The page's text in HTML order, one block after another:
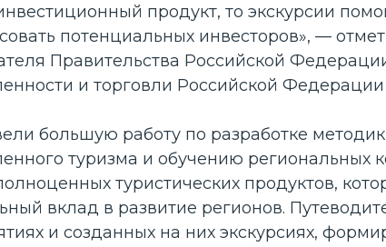
продукт, то экскурсии
потенциальных инвесторов», —
Правительства Российской
и торговли Российской
большую работу по разработке
туризма и обучению региональных
туристических продуктов,
вклад в развитие регионов.
и созданных на них экскурсиях,